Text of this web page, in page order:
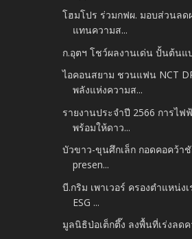
โฮมโปร ร่วมกฟผ. มอบส่วนล
แทนความส...
ก.อุตฯ โชว์ผลงานเด่น ปั้นต้นแ
ไอคอนสยาม ชวนแฟน NCT
พลังแห่งความส...
รายงานประจำปี 2566 การไ
พร้อมให้ดาว...
บัวขาว-ขุนศึกเล็ก กอดคอคว้าชั
presen...
บี.กริม เพาเวอร์ ครองตำแหน่ง
ESG ...
มูลนิธิป่อเต็กตึ๊ง ลงพื้นที่เร่งลด